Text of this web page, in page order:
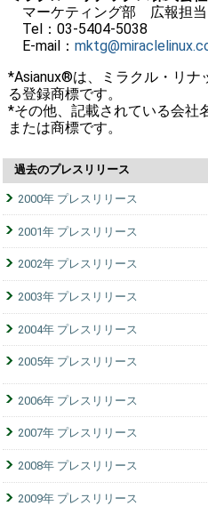
マーケティング部 広報担
Tel：03-5404-5038
E-mail：
*Asianux®は、ミラクル・リナ
る登録商標です。
*その他、記載されている会社
または商標です。
過去のプレスリリース
2000年 プレスリリース
2001年 プレスリリース
2002年 プレスリリース
2003年 プレスリリース
2004年 プレスリリース
2005年 プレスリリース
2006年 プレスリリース
2007年 プレスリリース
2008年 プレスリリース
2009年 プレスリリース